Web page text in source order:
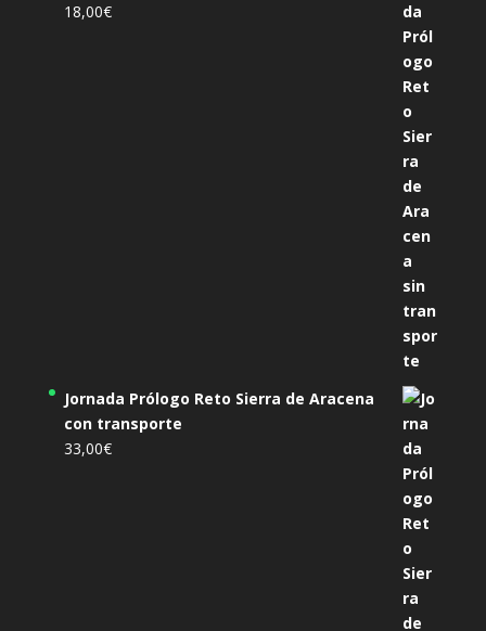
18,00€
Jornada Prólogo Reto Sierra de Aracena
con transporte
33,00€